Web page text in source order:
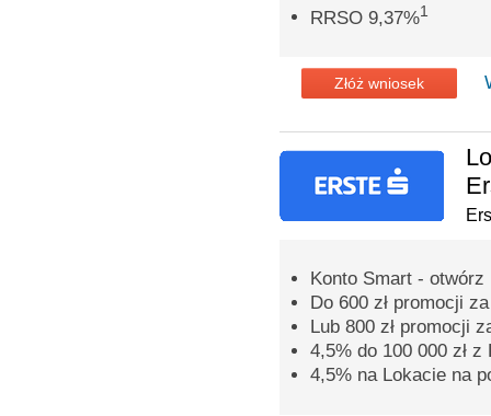
RRSO 9,37%1
Złóż wniosek
Konto Smart -
Do 600 zł promocji
Lub 800 zł promocji
4,5% do 100 000 zł
4,5% na Lokacie na